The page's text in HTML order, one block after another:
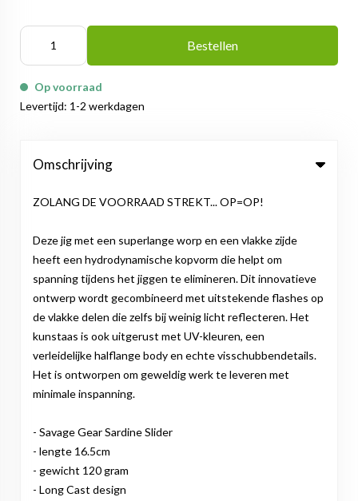
Bestellen
Op voorraad
Levertijd: 1-2 werkdagen
Omschrijving
ZOLANG DE VOORRAAD STREKT... OP=OP!
Deze jig met een superlange worp en een vlakke zijde
heeft een hydrodynamische kopvorm die helpt om
spanning tijdens het jiggen te elimineren. Dit innovatieve
ontwerp wordt gecombineerd met uitstekende flashes op
de vlakke delen die zelfs bij weinig licht reflecteren. Het
kunstaas is ook uitgerust met UV-kleuren, een
verleidelijke halflange body en echte visschubbendetails.
Het is ontworpen om geweldig werk te leveren met
minimale inspanning.
- Savage Gear Sardine Slider
- lengte 16.5cm
- gewicht 120 gram
- Long Cast design